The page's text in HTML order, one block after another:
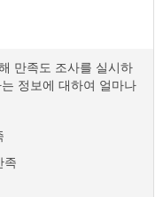
만족도 조사를 실시하
정보에 대하여 얼마나
족